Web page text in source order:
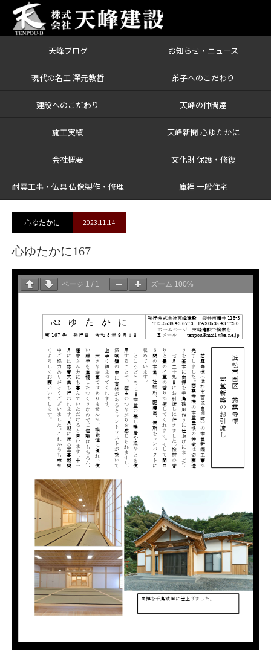
天峰ブログ お知らせ・ニュース
現代の名工 澤元教哲 弟子へのこだわり
建設へのこだわり 天峰の仲間達
施工実績 天峰新聞 心ゆたかに
会社概要 文化財 保護・修復
耐震工事・仏具 仏像製作・修理 庫裡 一般住宅
ブログ 心ゆたかに167
心ゆたかに 2023.11.14
心ゆたかに167
ページ 1 / 1 ズーム 100%